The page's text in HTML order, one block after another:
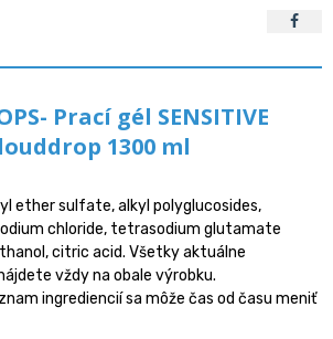
Prací gél SENSITIVE
1300 ml
ether sulfate, alkyl polyglucosides,
chloride, tetrasodium glutamate
citric acid. Všetky aktuálne
vždy na obale výrobku.
ingrediencií sa môže čas od času meniť